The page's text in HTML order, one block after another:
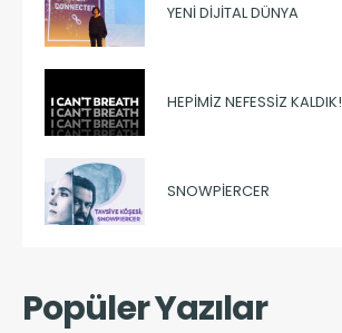
YENI DIJITAL DÜNYA
HEPIMIZ NEFESSIZ KALDIK!
SNOWPIERCER
Popüler Yazılar